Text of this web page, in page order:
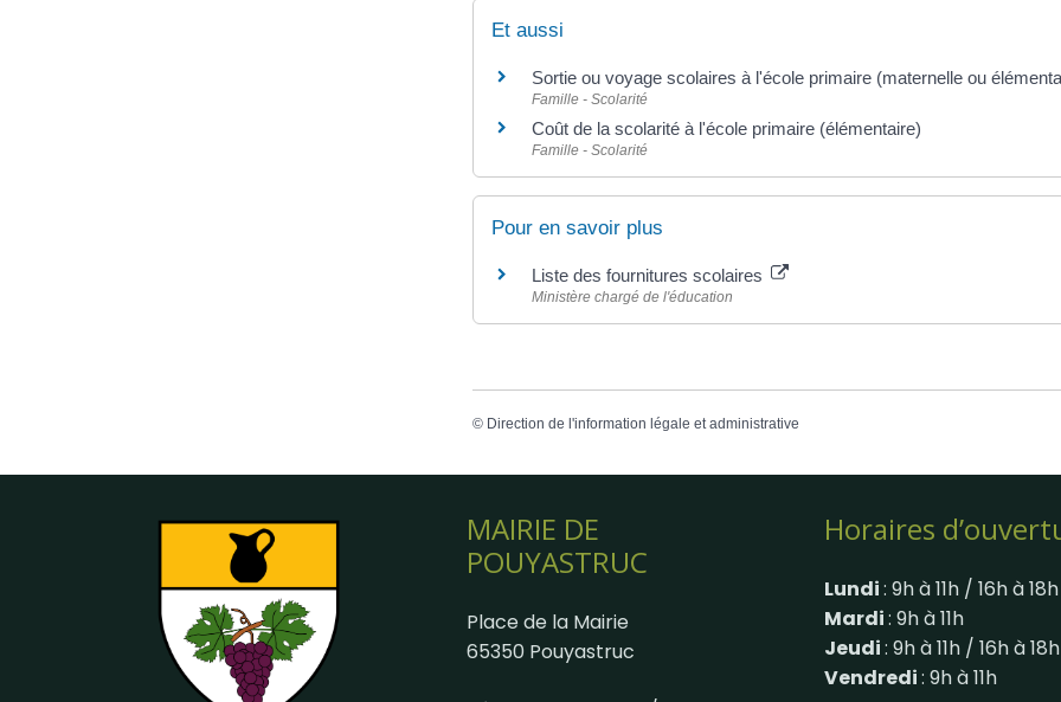
Et aussi
Sortie ou voyage scolaires à l'école primaire (maternelle ou
Famille - Scolarité
Coût de la scolarité à l'école primaire (élémentaire)
Famille - Scolarité
Pour en savoir plus
Liste des fournitures scolaires
Ministère chargé de l'éducation
© Direction de l'information légale et administrative
MAIRIE DE
POUYASTRUC
Place de la Mairie
65350 Pouyastruc
Horaires
Lundi: 9h à 11h / 16h à 18h
Mardi: 9h à 11h
Jeudi: 9h à 11h / 16h à 18h
Vendredi: 9h à 11h